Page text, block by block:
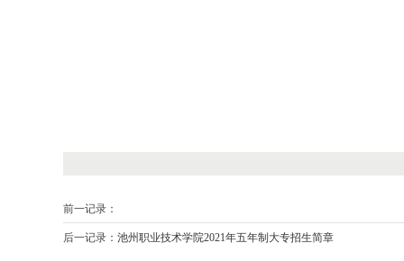
前一记录：
后一记录： 池州职业技术学院2021年五年制大专招生简章